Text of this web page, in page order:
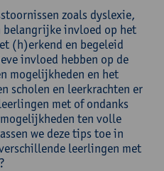
zoals dyslexie,
belangrijke invloed op het
(h)erkend en begeleid
invloed hebben op de
mogelijkheden en het
scholen en leerkrachten er
met of ondanks
ten volle
we deze tips toe in
leerlingen met